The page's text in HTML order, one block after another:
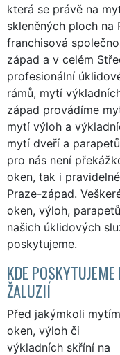
která se právě na
skleněných ploch na
franchisová
západ a v celém
profesionální
rámů, mytí
západ provádíme
mytí výloh a
mytí dveří a
pro nás není
oken, tak i
Praze-západ.
oken, výloh,
našich úklidových
poskytujeme.
KDE
ŽALUZIÍ
Před jakýmkoli mytím
oken, výloh či
výkladních skříní na